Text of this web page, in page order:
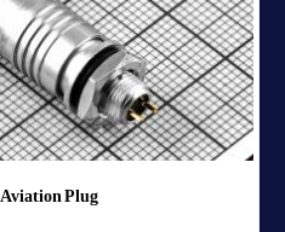
Plug